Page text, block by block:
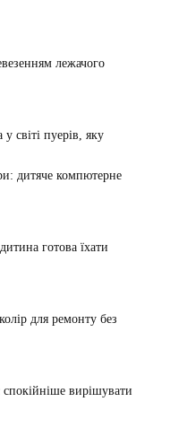
лежачого
світі пуерів, яку
дитяче компютерне
готова їхати
для ремонту без
вирішувати